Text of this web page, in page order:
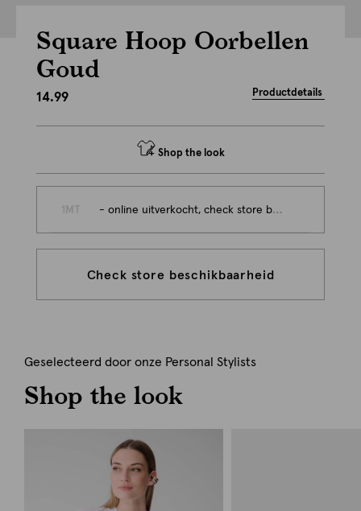
Square Hoop Oorbellen
Goud
14.99 Productdetails
Shop the look
- online uitverkocht, check store beschikbaarheid
Check store beschikbaarheid
Geselecteerd door onze Personal Stylists
Shop the look